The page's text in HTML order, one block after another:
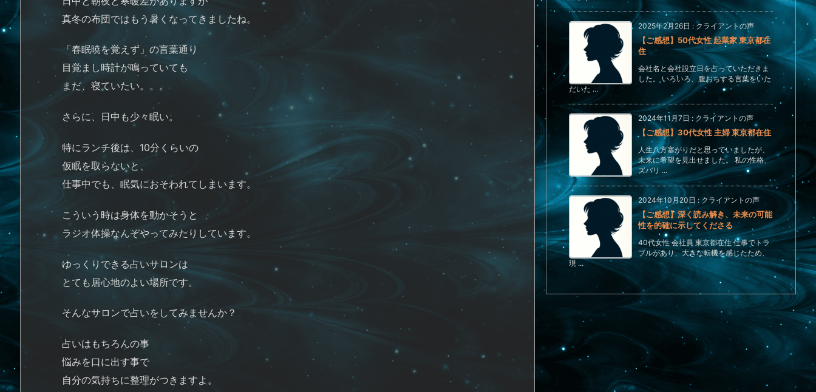
真冬の布団ではもう暑くなってきましたね。
「春眠暁を覚えず」の言葉通り
目覚まし時計が鳴っていても
まだ、寝ていたい。。。
さらに、日中も少々眠い。
特にランチ後は、10分くらいの
仮眠を取らないと、
仕事中でも、眠気におそわれてしまいます。
こういう時は身体を動かそうと
ラジオ体操なんぞやってみたりしています。
ゆっくりできる占いサロンは
とても居心地のよい場所です。
そんなサロンで占いをしてみませんか？
占いはもちろんの事
悩みを口に出す事で
自分の気持ちに整理がつきますよ。
2025年2月26日 : クライアントの声
【ご感想】50代女性 起業家 東京都在
住
会社名と会社設立日を占っていただきま
した。 いろいろ、腹おちする言葉をいた
だいた ...
2024年11月7日 : クライアントの声
【ご感想】30代女性 主婦 東京都在住
人生八方塞がりだと思っていましたが、
未来に希望を見出せました。 私の性格、
ズバリ ...
2024年10月20日 : クライアントの声
【ご感想】深く読み解き、未来の可能
性を的確に示してくださる
40代女性 会社員 東京都在住 仕事でトラ
ブルがあり、大きな転機を感じたため、
現 ...